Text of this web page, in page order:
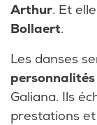
Arthur. Et
Bollaert.
Les danses
personnalités
Galiana. Ils
prestations